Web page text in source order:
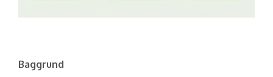
Baggrund